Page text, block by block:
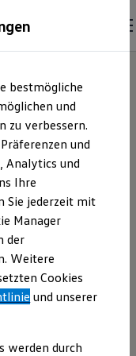
Gebrauchtwagen
über uns
als
von Inhalten
Website
sind.
bestmögliche
und
zu verbessern.
und
Analytics und
Ihre
Sie jederzeit mit
Manager
der
Weitere
Cookies
und unserer
werden durch